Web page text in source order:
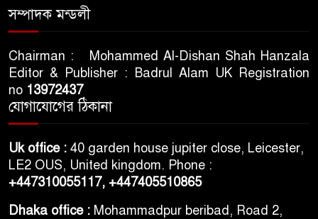
সম্পাদক মন্ডলী
Chairman : Mohammed Al-Dishan Shah Hanzala
Editor & Publisher : Badrul Alam UK Registration
no 13972437
যোগাযোগের ঠিকানা
Uk office : 40 garden house jupiter close, Leicester,
LE2 OUS, United kingdom. Phone :
+447310055117, +447405510865
Dhaka office : Mohammadpur beribad, Road 2,